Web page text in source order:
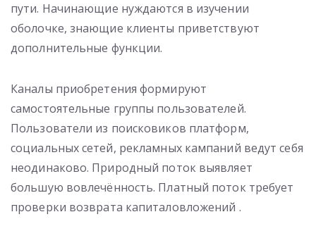
пути. Начинающие нуждаются в изучении
оболочке, знающие клиенты приветствуют
дополнительные функции.
Каналы приобретения формируют
самостоятельные группы пользователей.
Пользователи из поисковиков платформ,
социальных сетей, рекламных кампаний ведут себя
неодинаково. Природный поток выявляет
большую вовлечённость. Платный поток требует
проверки возврата капиталовложений .